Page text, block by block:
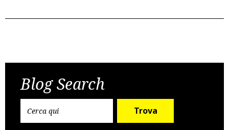
navigation
Blog Search
Trova